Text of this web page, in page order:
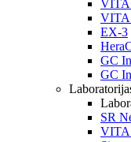
VITA
EX-3
GC
GC
SR